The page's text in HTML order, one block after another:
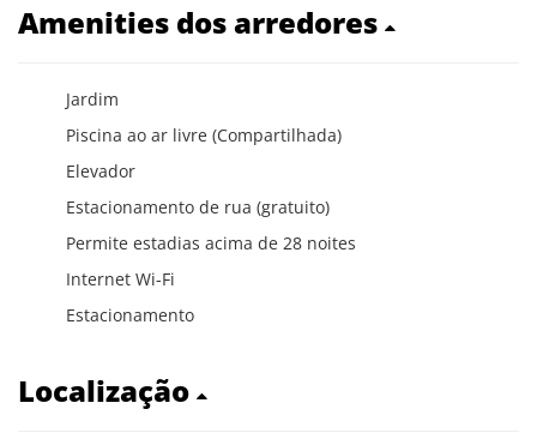
Amenities dos arredores
Jardim
Piscina ao ar livre (Compartilhada)
Elevador
Estacionamento de rua (gratuito)
Permite estadias acima de 28 noites
Internet Wi-Fi
Estacionamento
Localização